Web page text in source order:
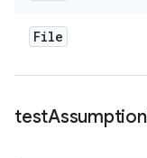
File
testAssumption